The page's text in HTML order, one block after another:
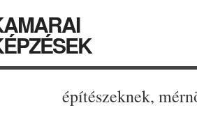
építészeknek,